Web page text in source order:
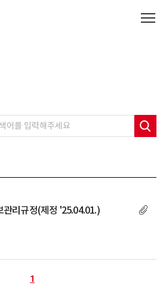
리규정(제정 '25.04.01.)
1